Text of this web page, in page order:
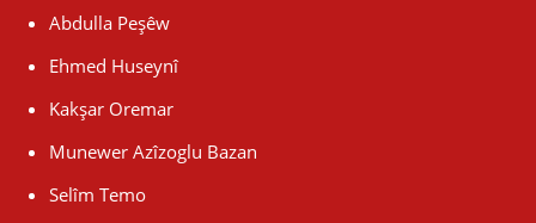
Abdulla Peşêw
Ehmed Huseynî
Kakşar Oremar
Munewer Azîzoglu Bazan
Selîm Temo